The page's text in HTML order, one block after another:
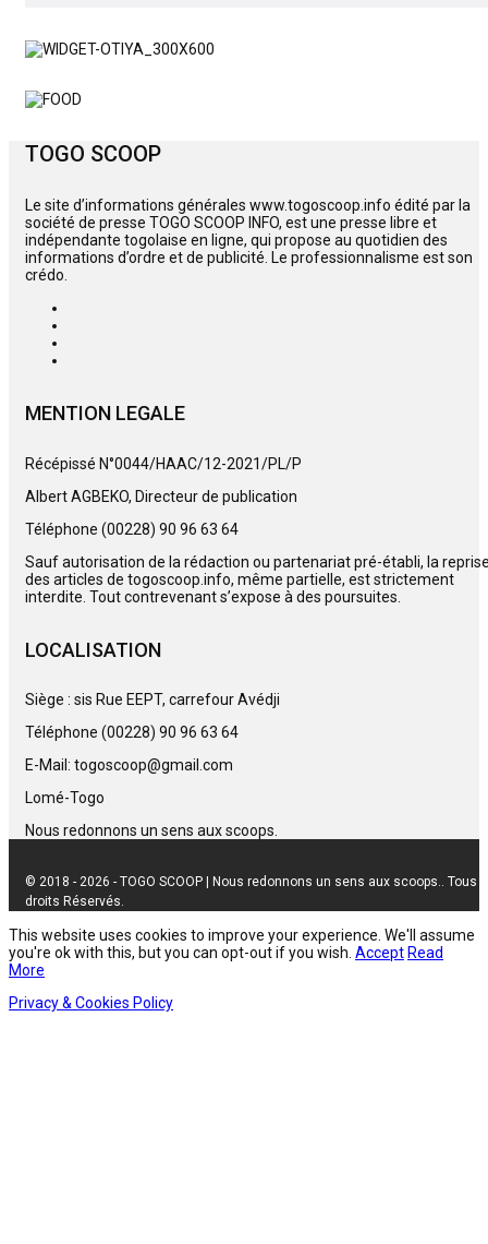
TOGO SCOOP
Le site d’informations générales www.togoscoop.info édité par la
société de presse TOGO SCOOP INFO, est une presse libre et
indépendante togolaise en ligne, qui propose au quotidien des
informations d’ordre et de publicité. Le professionnalisme est son
crédo.
MENTION LEGALE
Récépissé N°0044/HAAC/12-2021/PL/P
Albert AGBEKO, Directeur de publication
Téléphone (00228) 90 96 63 64
Sauf autorisation de la rédaction ou partenariat pré-établi, la
des articles de togoscoop.info, même partielle, est strictement
interdite. Tout contrevenant s’expose à des poursuites.
LOCALISATION
Siège : sis Rue EEPT, carrefour Avédji
Téléphone (00228) 90 96 63 64
E-Mail: togoscoop@gmail.com
Lomé-Togo
Nous redonnons un sens aux scoops.
© 2018 - 2026 - TOGO SCOOP | Nous redonnons un sens aux scoops.. Tous
droits Réservés.
This website uses cookies to improve your experience. We'll assume
you're ok with this, but you can opt-out if you wish. Accept Read
More
Privacy & Cookies Policy